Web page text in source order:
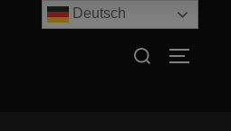
Suchen
Deutsch